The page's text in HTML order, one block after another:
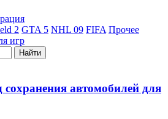
2 GTA 5 NHL 09 FIFA Прочее
игр
Найти
сохранения автомобилей для